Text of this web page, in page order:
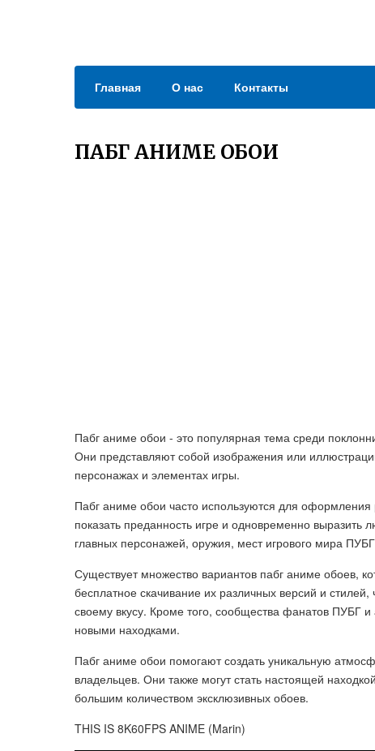
Главная О нас Контакты
ПАБГ АНИМЕ ОБОИ
Пабг аниме обои - это популярная тема среди
Они представляют собой изображения или
персонажах и элементах игры.
Пабг аниме обои часто используются для
показать преданность игре и одновременно
главных персонажей, оружия, мест игрового мира
Существует множество вариантов пабг аниме обоев,
бесплатное скачивание их различных версий и
своему вкусу. Кроме того, сообщества фанатов ПУБГ
новыми находками.
Пабг аниме обои помогают создать уникальную
владельцев. Они также могут стать настоящей
большим количеством эксклюзивных обоев.
THIS IS 8K60FPS ANIME (Marin)